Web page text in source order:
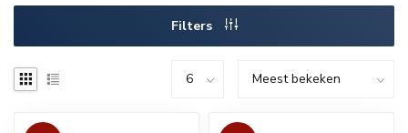
Filters